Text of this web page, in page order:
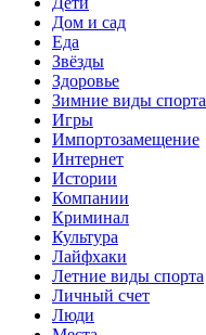
Дом и сад
Еда
Звёзды
Здоровье
Зимние виды спорта
Игры
Импортозамещение
Интернет
Истории
Компании
Криминал
Культура
Лайфхаки
Летние виды спорта
Личный счет
Люди